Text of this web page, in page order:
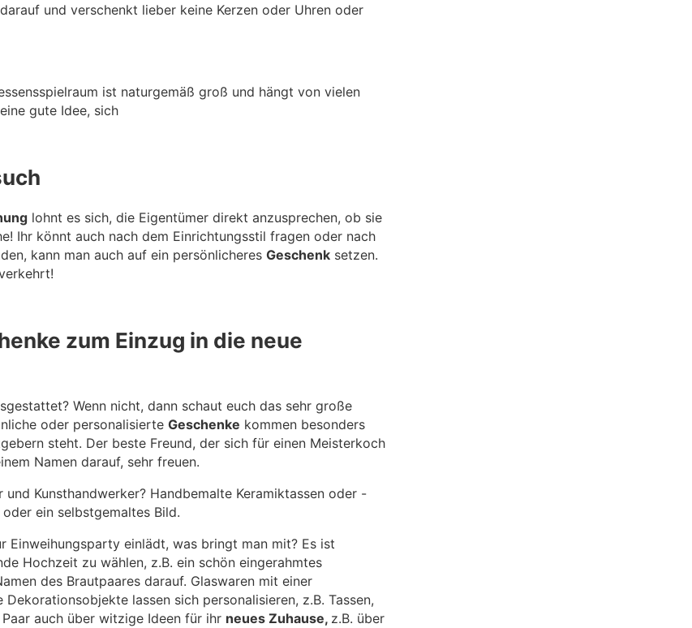
und verschenkt lieber keine Kerzen oder Uhren oder
ist naturgemäß groß und hängt von vielen
gute Idee, sich
lohnt es sich, die Eigentümer direkt anzusprechen, ob sie
Ihr könnt auch nach dem Einrichtungsstil fragen oder nach
kann man auch auf ein persönlicheresGeschenk setzen.
zum Einzug in die neue
Wenn nicht, dann schaut euch das sehr große
oder personalisierteGeschenke kommen besonders
steht. Der beste Freund, der sich für einen Meisterkoch
Namen darauf, sehr freuen.
Kunsthandwerker? Handbemalte Keramiktassen oder -
ein selbstgemaltes Bild.
Einweihungsparty einlädt, was bringt man mit? Es ist
Hochzeit zu wählen, z.B. ein schön eingerahmtes
des Brautpaares darauf. Glaswaren mit einer
lassen sich personalisieren, z.B. Tassen,
auch über witzige Ideen für ihr neues Zuhause, z.B. über